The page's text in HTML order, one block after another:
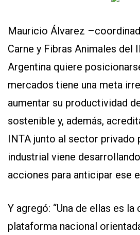
Mauricio Álvarez
Carne y Fibras Animales del
Argentina quiere
mercados tiene una meta
aumentar su productividad
sostenible y, además,
INTA junto al sector privado
industrial viene
acciones para anticipar ese
Y agregó: “Una de ellas es la
plataforma nacional